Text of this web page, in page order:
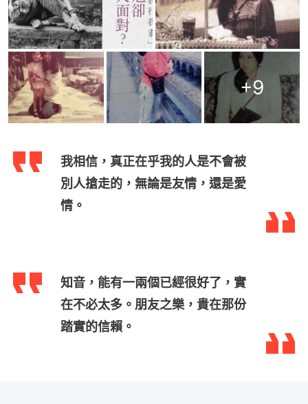
+9
我相信，真正在乎我的人是不會被
別人搶走的，無論是友情，還是愛
情。
知音，能有一兩個已經很好了，實
在不必太多。朋友之樂，貴在那份
踏實的信賴。